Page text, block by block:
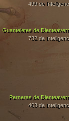
499 de
Guanteletes de
732 de
Perneras de
463 de